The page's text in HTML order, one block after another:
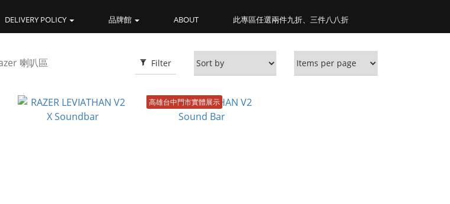
DELIVERY POLICY 品牌館 ABOUT 此專區任選兩件九折、三件八八折
Filter
喇叭區
高雄台中門市實體展示